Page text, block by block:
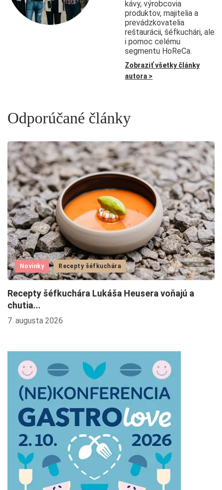
kávy, výrobcovia
produktov, majitelia a
prevádzkovatelia
reštaurácii, šéfkuchári, ale
i pomoc celému
segmentu HoReCa.
Zobraziť všetky články
autora >
Odporúčané články
Novinky Recepty šéfkuchára
Recepty šéfkuchára Lukáša Heusera voňajú a
chutia...
7. augusta 2026